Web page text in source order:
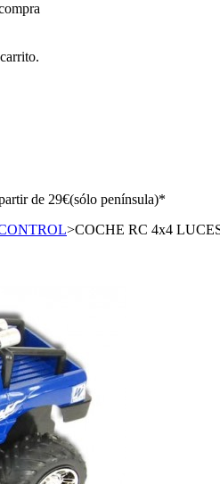
de 29€(sólo península)*
>COCHE RC 4x4